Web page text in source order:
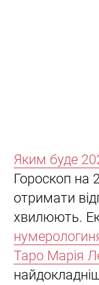
Яким буде
Гороскоп на
отримати
хвилюють.
Таро Марія